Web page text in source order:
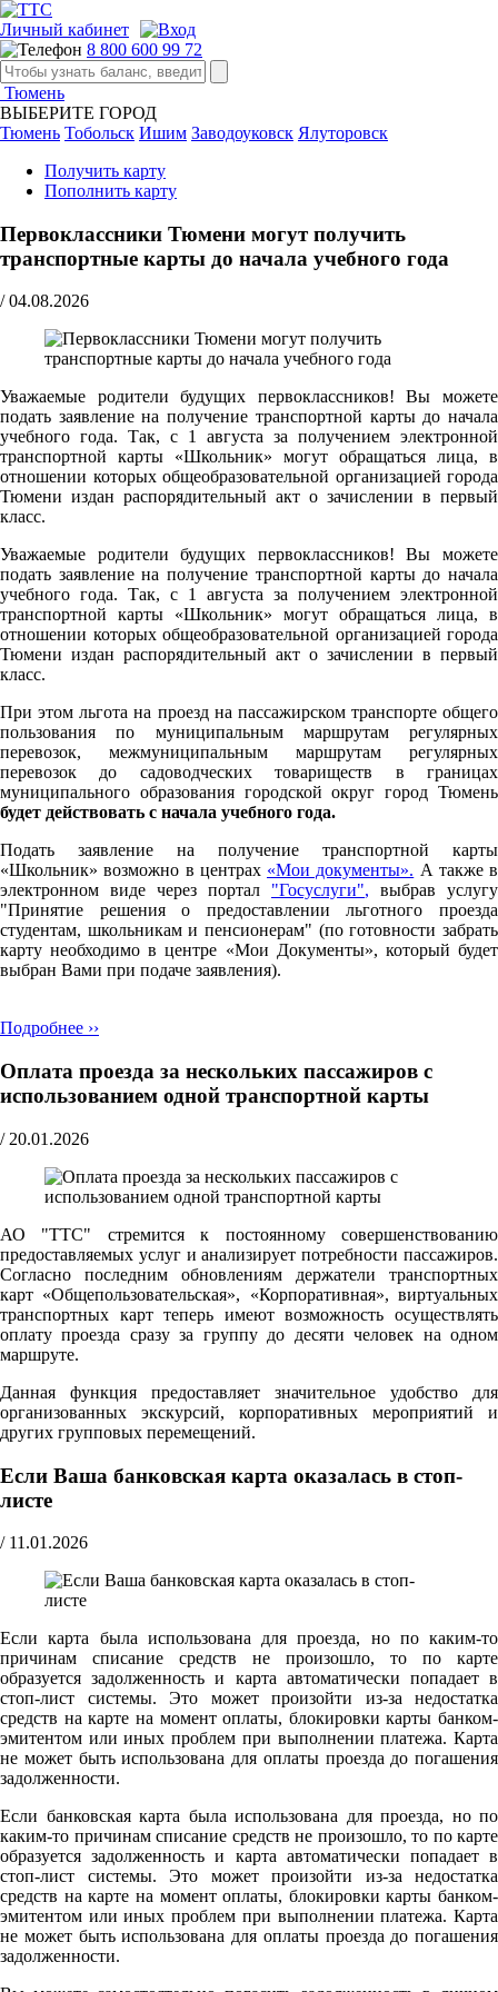
Личный кабинет
8 800 600 99 72
Тюмень
ВЫБЕРИТЕ ГОРОД
Тюмень Тобольск Ишим Заводоуковск Ялуторовск
Получить карту
Пополнить карту
Первоклассники Тюмени могут получить
транспортные карты до начала учебного года
/ 04.08.2026
Уважаемые родители будущих первоклассников! Вы можете
подать заявление на получение транспортной карты до начала
учебного года. Так, с 1 августа за получением электронной
транспортной карты «Школьник» могут обращаться лица, в
отношении которых общеобразовательной организацией города
Тюмени издан распорядительный акт о зачислении в первый
класс.
Уважаемые родители будущих первоклассников! Вы можете
подать заявление на получение транспортной карты до начала
учебного года. Так, с 1 августа за получением электронной
транспортной карты «Школьник» могут обращаться лица, в
отношении которых общеобразовательной организацией города
Тюмени издан распорядительный акт о зачислении в первый
класс.
При этом льгота на проезд на пассажирском транспорте общего
пользования по муниципальным маршрутам регулярных
перевозок, межмуниципальным маршрутам регулярных
перевозок до садоводческих товариществ в границах
муниципального образования городской округ город Тюмень
будет действовать с начала учебного года.
Подать заявление на получение транспортной карты
«Школьник» возможно в центрах «Мои документы». А также в
электронном виде через портал "Госуслуги", выбрав услугу
"Принятие решения о предоставлении льготного проезда
студентам, школьникам и пенсионерам" (по готовности забрать
карту необходимо в центре «Мои Документы», который будет
выбран Вами при подаче заявления).
Подробнее ››
Оплата проезда за нескольких пассажиров с
использованием одной транспортной карты
/ 20.01.2026
АО "ТТС" стремится к постоянному совершенствованию
предоставляемых услуг и анализирует потребности пассажиров.
Согласно последним обновлениям держатели транспортных
карт «Общепользовательская», «Корпоративная», виртуальных
транспортных карт теперь имеют возможность осуществлять
оплату проезда сразу за группу до десяти человек на одном
маршруте.
Данная функция предоставляет значительное удобство для
организованных экскурсий, корпоративных мероприятий и
других групповых перемещений.
Если Ваша банковская карта оказалась в стоп-
листе
/ 11.01.2026
Если карта была использована для проезда, но по каким-то
причинам списание средств не произошло, то по карте
образуется задолженность и карта автоматически попадает в
стоп-лист системы. Это может произойти из-за недостатка
средств на карте на момент оплаты, блокировки карты банком-
эмитентом или иных проблем при выполнении платежа. Карта
не может быть использована для оплаты проезда до погашения
задолженности.
Если банковская карта была использована для проезда, но по
каким-то причинам списание средств не произошло, то по карте
образуется задолженность и карта автоматически попадает в
стоп-лист системы. Это может произойти из-за недостатка
средств на карте на момент оплаты, блокировки карты банком-
эмитентом или иных проблем при выполнении платежа. Карта
не может быть использована для оплаты проезда до погашения
задолженности.